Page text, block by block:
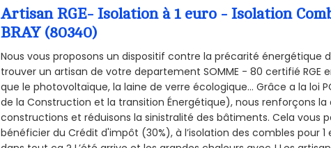
Artisan RGE- Isolation à 1 euro - Isolation
BRAY (80340)
Nous vous proposons un dispositif contre la précarité énergétique
trouver un artisan de votre departement SOMME - 80 certifié RGE
que le photovoltaïque, la laine de verre écologique... Grâce a la loi
de la Construction et la transition Énergétique), nous renforçons la
constructions et réduisons la sinistralité des bâtiments. Cela vous
bénéficier du Crédit d'impôt (30%), à l’isolation des combles pour 1